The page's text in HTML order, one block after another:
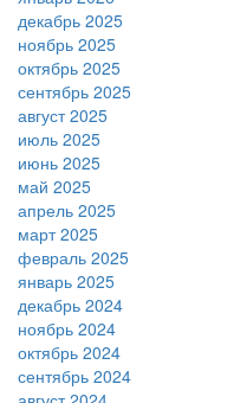
декабрь 2025
ноябрь 2025
октябрь 2025
сентябрь 2025
август 2025
июль 2025
июнь 2025
май 2025
апрель 2025
март 2025
февраль 2025
январь 2025
декабрь 2024
ноябрь 2024
октябрь 2024
сентябрь 2024